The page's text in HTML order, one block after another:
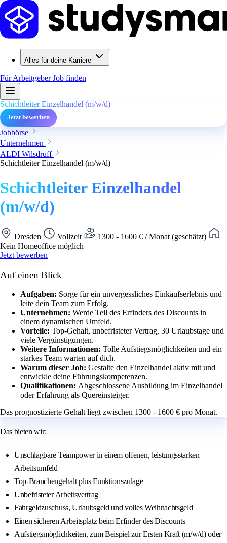
Alles für deine Karriere
Für ArbeitgeberJob finden
Schichtleiter Einzelhandel (m/w/d)
Jetzt bewerben
Jobbörse
Unternehmen
ALDI Wilsdruff
Schichtleiter Einzelhandel (m/w/d)
Schichtleiter Einzelhandel
(m/w/d)
Dresden Vollzeit
1300 - 1600 € / Monat (geschätzt)
Kein Homeoffice möglich
Jetzt bewerben
Auf einen Blick
Aufgaben: Sorge für ein unvergessliches Einkaufserlebnis und
leite dein Team zum Erfolg.
Unternehmen: Werde Teil des Erfinders des Discounts in
einem dynamischen Umfeld.
Vorteile: Top-Gehalt, unbefristeter Vertrag, 30 Urlaubstage und
viele Vergünstigungen.
Weitere Informationen: Tolle Aufstiegsmöglichkeiten und ein
starkes Team warten auf dich.
Warum dieser Job: Gestalte den Einzelhandel aktiv mit und
entwickle deine Führungskompetenzen.
Qualifikationen: Abgeschlossene Ausbildung im Einzelhandel
oder Erfahrung als Quereinsteiger.
Das prognostizierte Gehalt liegt zwischen 1300 - 1600 € pro Monat.
Das bieten wir:
Unschlagbare Teampower in einem offenen, leistungsstarken
Arbeitsumfeld
Top-Branchengehalt plus Funktionszulage
Unbefristeter Arbeitsvertrag
Fahrgeldzuschuss, Urlaubsgeld und volles Weihnachtsgeld
Einen sicheren Arbeitsplatz beim Erfinder des Discounts
Aufstiegsmöglichkeiten, zum Beispiel zur Ersten Kraft (m/w/d) oder